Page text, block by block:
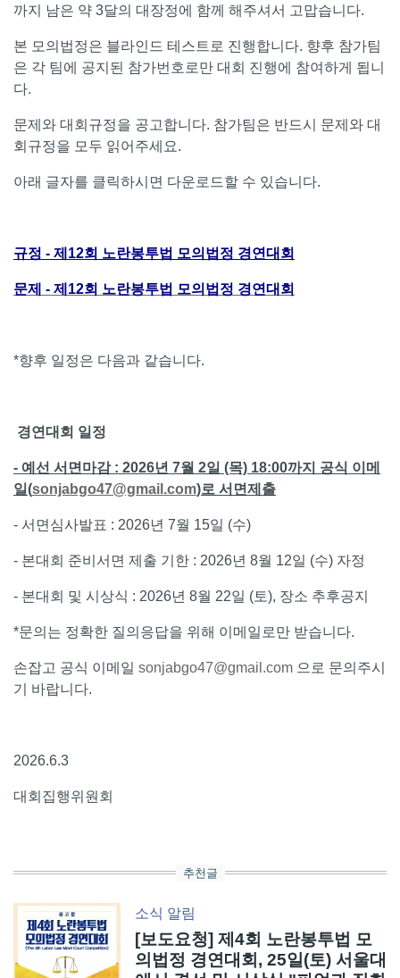
까지 남은 약 3달의 대장정에 함께 해주셔서 고맙습니다.
본 모의법정은 블라인드 테스트로 진행합니다. 향후 참가팀
은 각 팀에 공지된 참가번호로만 대회 진행에 참여하게 됩니
다.
문제와 대회규정을 공고합니다. 참가팀은 반드시 문제와 대
회규정을 모두 읽어주세요.
아래 글자를 클릭하시면 다운로드할 수 있습니다.
규정 - 제12회 노란봉투법 모의법정 경연대회
문제 - 제12회 노란봉투법 모의법정 경연대회
*향후 일정은 다음과 같습니다.
경연대회 일정
- 예선 서면마감 : 2026년 7월 2일 (목) 18:00까지 공식 이메
일(sonjabgo47@gmail.com)로 서면제출
- 서면심사발표 : 2026년 7월 15일 (수)
- 본대회 준비서면 제출 기한 : 2026년 8월 12일 (수) 자정
- 본대회 및 시상식 : 2026년 8월 22일 (토), 장소 추후공지
*문의는 정확한 질의응답을 위해 이메일로만 받습니다.
손잡고 공식 이메일 sonjabgo47@gmail.com 으로 문의주시
기 바랍니다.
2026.6.3
대회집행위원회
추천글
소식 알림
[보도요청] 제4회 노란봉투법 모
의법정 경연대회, 25일(토) 서울대